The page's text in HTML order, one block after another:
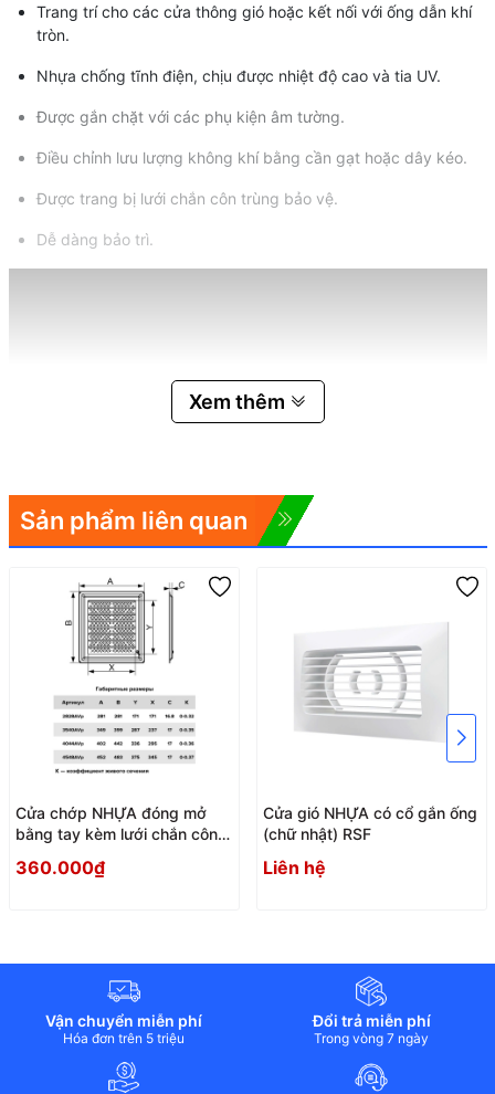
Trang trí cho các cửa thông gió hoặc kết nối với ống dẫn khí
tròn.
Nhựa chống tĩnh điện, chịu được nhiệt độ cao và tia UV.
Được gắn chặt với các phụ kiện âm tường.
Điều chỉnh lưu lượng không khí bằng cần gạt hoặc dây kéo.
Được trang bị lưới chắn côn trùng bảo vệ.
Dễ dàng bảo trì.
Xem thêm
Sản phẩm liên quan
Cửa chớp NHỰA đóng mở
bằng tay kèm lưới chắn côn
360.000₫
Cửa gió NHỰA có cổ gắn ống
(chữ nhật) RSF
Liên hệ
Vận chuyển miễn phí
Hóa đơn trên 5 triệu
Đổi trả miễn phí
Trong vòng 7 ngày